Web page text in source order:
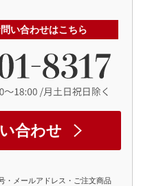
い合わせはこちら
合わせ
・メールアドレス・ご注文商品